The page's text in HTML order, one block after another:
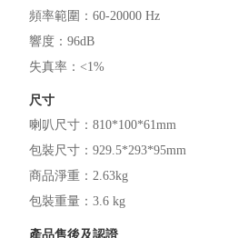
頻率範圍 ： 60-20000 Hz
響度 ： 96dB
失真率 ： <1%
尺寸
喇叭尺寸 ： 810*100*61mm
包裝尺寸 ： 929.5*293*95mm
商品淨重 ： 2.63kg
包裝重量 ： 3.6 kg
產品售後及認證